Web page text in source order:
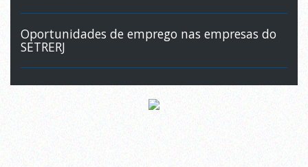
Oportunidades de emprego nas empresas do
SETRERJ